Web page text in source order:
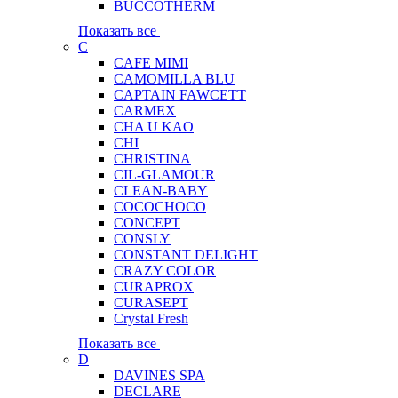
BUCCOTHERM
Показать все
C
CAFE MIMI
CAMOMILLA BLU
CAPTAIN FAWCETT
CARMEX
CHA U KAO
CHI
CHRISTINA
CIL-GLAMOUR
CLEAN-BABY
COCOCHOCO
CONCEPT
CONSLY
CONSTANT DELIGHT
CRAZY COLOR
CURAPROX
CURASEPT
Crystal Fresh
Показать все
D
DAVINES SPA
DECLARE